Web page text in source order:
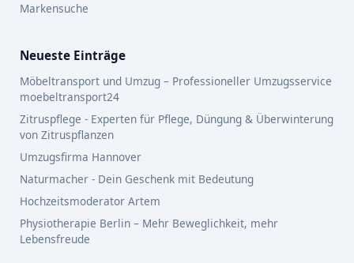
Markensuche
Neueste Einträge
Möbeltransport und Umzug – Professioneller Umzugsservice
moebeltransport24
Zitruspflege - Experten für Pflege, Düngung & Überwinterung
von Zitruspflanzen
Umzugsfirma Hannover
Naturmacher - Dein Geschenk mit Bedeutung
Hochzeitsmoderator Artem
Physiotherapie Berlin – Mehr Beweglichkeit, mehr
Lebensfreude